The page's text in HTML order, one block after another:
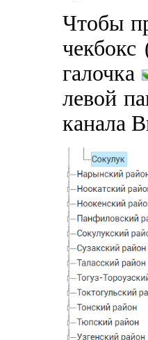
Чтобы
чекбокс
галочка
левой
канала